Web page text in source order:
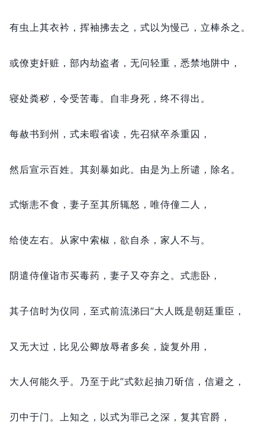
有虫上其衣衿， 挥袖拂去之， 式以为慢己， 立棒杀之。
或僚吏奸赃， 部内劫盗者， 无问轻重， 悉禁地阱中，
寝处粪秽， 令受苦毒。 自非身死， 终不得出。
每赦书到州， 式未暇省读， 先召狱卒杀重囚，
然后宣示百姓。 其刻暴如此。 由是为上所谴， 除名。
式惭恚不食， 妻子至其所辄怒， 唯侍僮二人，
给使左右。 从家中索椒， 欲自杀， 家人不与。
阴遣侍僮诣市买毒药， 妻子又夺弃之。 式恚卧，
其子信时为仪同， 至式前流涕曰“大人既是朝廷重臣，
又无大过， 比见公卿放辱者多矣， 旋复外用，
大人何能久乎。 乃至于此”式欻起抽刀斫信， 信避之，
刃中于门。 上知之， 以式为罪己之深， 复其官爵，